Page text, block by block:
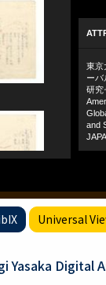
Universal
Yasaka Digital